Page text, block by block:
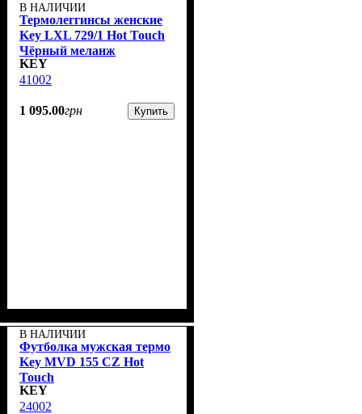
В НАЛИЧИИ
Термолеггинсы женские
Key LXL 729/1 Hot Touch
Чёрный меланж
KEY
41002
1 095.00грн Купить
В НАЛИЧИИ
Футболка мужская термо
Key MVD 155 CZ Hot
Touch
KEY
24002